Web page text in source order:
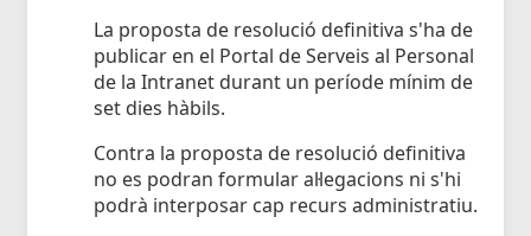
La proposta de resolució definitiva s'ha de
publicar en el Portal de Serveis al Personal
de la Intranet durant un període mínim de
set dies hàbils.
Contra la proposta de resolució definitiva
no es podran formular al·legacions ni s'hi
podrà interposar cap recurs administratiu.